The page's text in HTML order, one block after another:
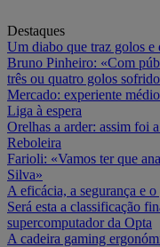
Destaques
Um diabo que traz golos e
Bruno Pinheiro: «Com
três ou quatro golos
Mercado: experiente
Liga à espera
Orelhas a arder: assim foi
Reboleira
Farioli: «Vamos ter que
Silva»
A eficácia, a segurança e
Será esta a classificação
supercomputador da Opta
A cadeira gaming